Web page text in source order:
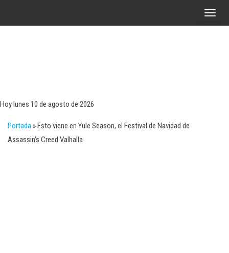
A
Hoy lunes 10 de agosto de 2026
Portada »Esto viene en Yule Season, el Festival de Navidad de
Assassin’s Creed Valhalla